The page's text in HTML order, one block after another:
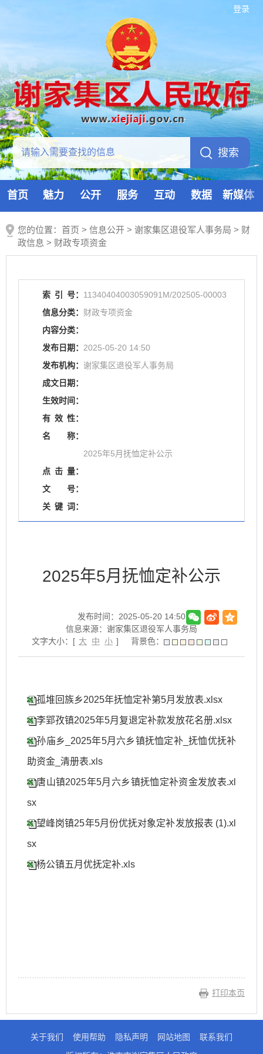
登录
首页 魅力 公开 服务 互动 数据 新媒体
您的位置： 首页 > 信息公开 > 谢家集区退役军人事务局 > 财
政信息 > 财政专项资金
索 引 号： 11340404003059091M/202505-00003
信息分类： 财政专项资金
内容分类：
发布日期： 2025-05-20 14:50
发布机构： 谢家集区退役军人事务局
成文日期：
生效时间：
有 效 性：
名
称：
2025年5月抚恤定补公示
点 击 量：
文
号：
关 键 词：
2025年5月抚恤定补公示
发布时间：2025-05-20 14:50
信息来源：谢家集区退役军人事务局
文字大小：[ 大 中 小 ] 背景色：
孤堆回族乡2025年抚恤定补第5月发放表.xlsx
李郢孜镇2025年5月复退定补款发放花名册.xlsx
孙庙乡_2025年5月六乡镇抚恤定补_抚恤优抚补
助资金_清册表.xls
唐山镇2025年5月六乡镇抚恤定补资金发放表.xl
sx
望峰岗镇25年5月份优抚对象定补发放报表 (1).xl
sx
杨公镇五月优抚定补.xls
打印本页
关于我们 使用帮助 隐私声明 网站地图
联系我们